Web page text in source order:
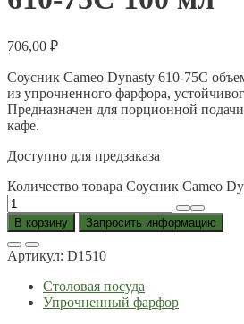
706,00 ₽
Соусник Cameo Dynasty 610-75C
из упрочненного фарфора,
Предназначен для порционной
кафе.
Доступно для предзаказа
Количество товара Соусник Cameo
В корзину Запросить информацию
Артикул: D1510
Столовая посуда
Упрочненный фарфор